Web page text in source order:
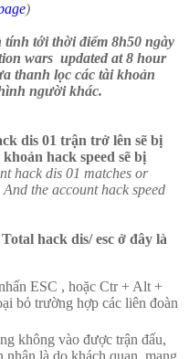
)
tính tới thời điểm 8h50 ngày
wars updated at 8 hour
thanh lọc các tài khoản
người khác.
dis 01 trận trở lên sẽ bị
hack speed sẽ bị
hack dis 01 matches or
the account hack speed
hack dis/ esc ở đây là
ESC , hoặc Ctr + Alt +
bỏ trường hợp các liên đoàn
không vào được trận đấu,